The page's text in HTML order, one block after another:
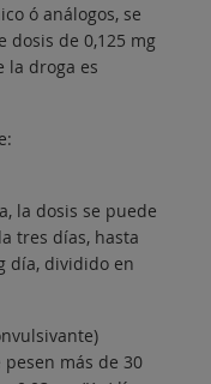
ó análogos, se
dosis de 0,125 mg
la droga es
la dosis se puede
tres días, hasta
día, dividido en
más de 30